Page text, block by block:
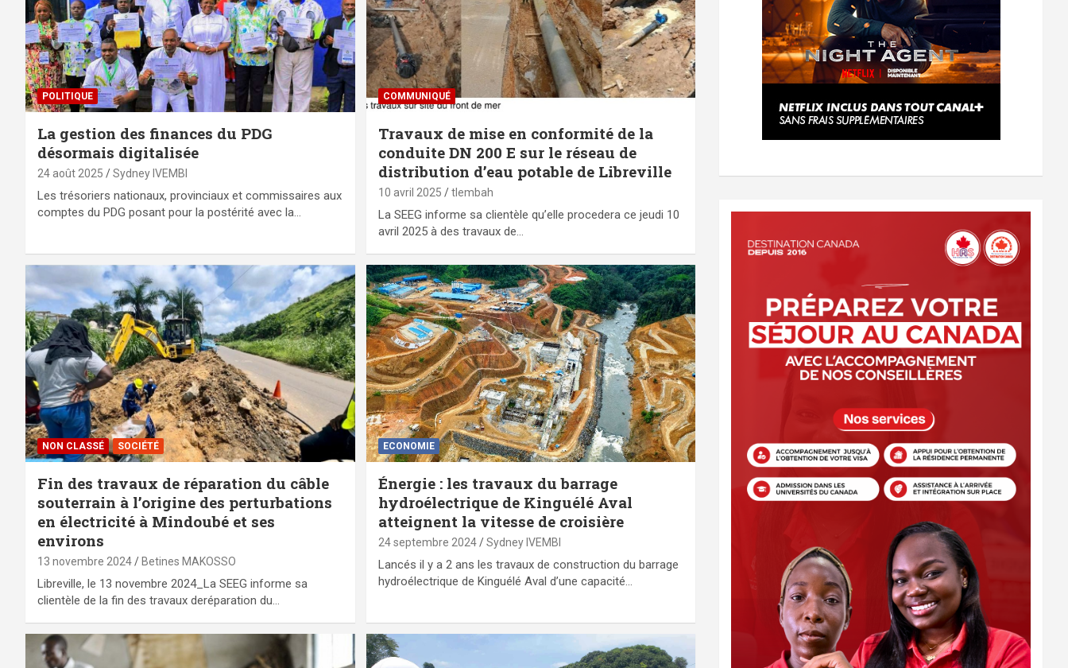
POLITIQUE
La gestion des finances du PDG
désormais digitalisée
24 août 2025 Sydney IVEMBI
Les trésoriers nationaux, provinciaux et commissaires aux
comptes du PDG posant pour la postérité avec la…
COMMUNIQUÉ
Travaux de mise en conformité de la
conduite DN 200 E sur le réseau de
distribution d’eau potable de Libreville
10 avril 2025 tlembah
La SEEG informe sa clientèle qu’elle procedera ce jeudi 10
avril 2025 à des travaux de…
NON CLASSÉ SOCIÉTÉ
Fin des travaux de réparation du câble
souterrain à l’origine des perturbations
en électricité à Mindoubé et ses
environs
13 novembre 2024 Betines MAKOSSO
Libreville, le 13 novembre 2024_La SEEG informe sa
clientèle de la fin des travaux deréparation du…
ECONOMIE
Énergie : les travaux du barrage
hydroélectrique de Kinguélé Aval
atteignent la vitesse de croisière
24 septembre 2024 Sydney IVEMBI
Lancés il y a 2 ans les travaux de construction du barrage
hydroélectrique de Kinguélé Aval d’une capacité…